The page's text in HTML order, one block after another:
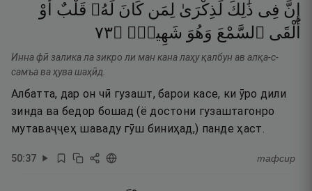
إِنَّ فِى ذَٰلِكَ لَذِكْرَىٰ لِمَن كَانَ لَهُۥ قَلْبٌ
أَوْ
أَلْقَى ٱلسَّمْعَ وَهُوَ شَهِيدٌۭ ۝٣٧
Инна фӣ залика ла зикро ли ман кана лаҳу қалбун ав алқа-с-
самъа ва ҳува шаҳӣд.
Албатта, дар он чӣ гузашт, барои касе, ки ӯро дили
зинда ва бедор бошад (ё достони гузаштагонро
мутаваҷҷеҳ шаваду гӯш биниҳад,) панде ҳаст.
50:37 тафсир